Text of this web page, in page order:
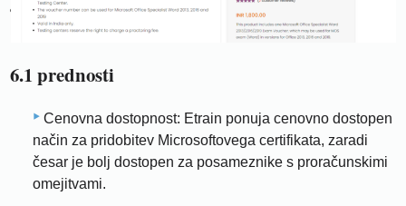
6.1 prednosti
Cenovna dostopnost: Etrain ponuja cenovno dostopen
način za pridobitev Microsoftovega certifikata, zaradi
česar je bolj dostopen za posameznike s proračunskimi
omejitvami.